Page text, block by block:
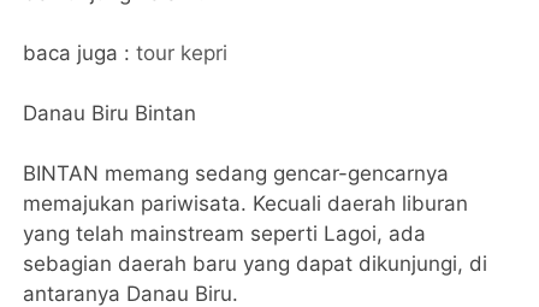
baca juga :tour kepri
Danau Biru Bintan
BINTAN memang sedang gencar-gencarnya
memajukan pariwisata. Kecuali daerah liburan
yang telah mainstream seperti Lagoi, ada
sebagian daerah baru yang dapat dikunjungi, di
antaranya Danau Biru.